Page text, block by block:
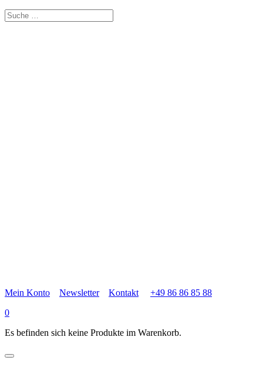
Mein Konto Newsletter Kontakt
+49 86 86 85 88
0
Es befinden sich keine Produkte im Warenkorb.